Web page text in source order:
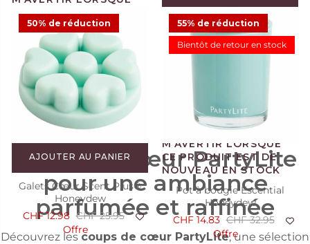
Pot à bougie Escential Fig
Fatale
CHF 16.48 CHF 32.95
Offre
9
AJOUTER AU PANIER
Bougies à réchaud Tamboti
Woods, les 12
50% de réduction
AJOUTER AU PANIER
Galets Cœur Scent Plus®
Honeydew
CHF 12.98 CHF 25.95
Offre
55% de réduction
Bientôt de retour en stock
Pot à bougie Escential
Honeydew
CHF 14.83 CHF 32.95
Offre
Coups de cœur PartyLite
pour une ambiance
parfumée et raffinée
Découvrez lescoups de cœur PartyLite, une sélection